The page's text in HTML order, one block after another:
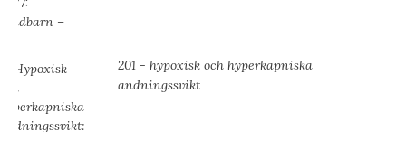
201 - hypoxisk och hyperkapniska
andningssvikt